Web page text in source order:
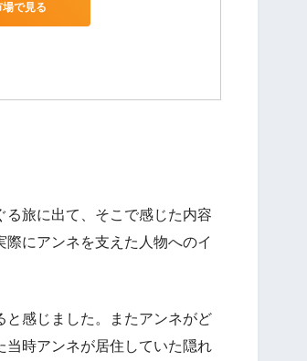
で見る
旅に出て、そこで感じた内容
にアンネを支えた人物へのイ
と感じました。またアンネがど
当時アンネが居住していた隠れ